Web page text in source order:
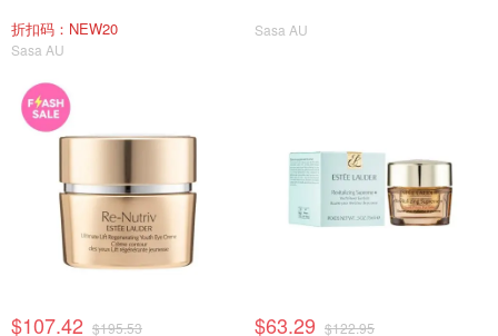
折扣码：NEW20
Sasa AU
Sasa AU
$107.42 $195.53 $63.29 $122.95